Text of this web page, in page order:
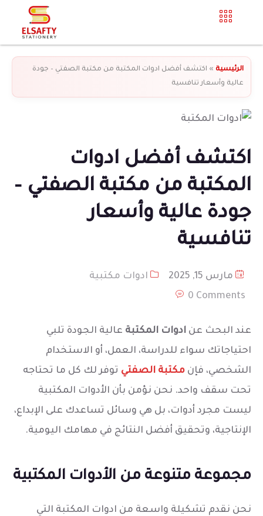
الرئيسية » اكتشف أفضل ادوات المكتبة من مكتبة الصفتي – جودة
عالية وأسعار تنافسية
اكتشف أفضل ادوات
المكتبة من مكتبة الصفتي –
جودة عالية وأسعار
تنافسية
مارس 15, 2025
ادوات مكتبية
0 Comments
عند البحث عن ادوات المكتبة عالية الجودة تلبي
احتياجاتك سواء للدراسة، العمل، أو الاستخدام
الشخصي، فإن مكتبة الصفتي توفر لك كل ما تحتاجه
تحت سقف واحد. نحن نؤمن بأن الأدوات المكتبية
ليست مجرد أدوات، بل هي وسائل تساعدك على الإبداع،
الإنتاجية، وتحقيق أفضل النتائج في مهامك اليومية.
مجموعة متنوعة من الأدوات المكتبية
نحن نقدم تشكيلة واسعة من ادوات المكتبة التي